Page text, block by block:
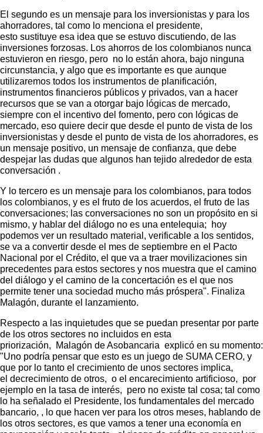
El segundo es un mensaje para los inversionistas y para los
ahorradores, tal como lo menciona el presidente,
esto sustituye esa idea que se estuvo discutiendo, de las
inversiones forzosas. Los ahorros de los colombianos nunca
estuvieron en riesgo, pero no lo están ahora, bajo ninguna
circunstancia, y algo que es importante es que aunque
utilizaremos todos los instrumentos de planificación,
instrumentos financieros públicos y privados, van a hacer
recursos que se van a otorgar bajo lógicas de mercado,
siempre con el incentivo del fomento, pero con lógicas de
mercado, eso quiere decir que desde el punto de vista de los
inversionistas y desde el punto de vista de los ahorradores, es
un mensaje positivo, un mensaje de confianza, que debe
despejar las dudas que algunos han tejido alrededor de esta
conversación .
Y lo tercero es un mensaje para los colombianos, para todos
los colombianos, y es el fruto de los acuerdos, el fruto de las
conversaciones; las conversaciones no son un propósito en si
mismo, y hablar del diálogo no es una entelequia; hoy
podemos ver un resultado material, verificable a los sentidos,
se va a convertir desde el mes de septiembre en el Pacto
Nacional por el Crédito, el que va a traer movilizaciones sin
precedentes para estos sectores y nos muestra que el camino
del diálogo y el camino de la concertación es el que nos
permite tener una sociedad mucho más próspera". Finaliza
Malagón, durante el lanzamiento.
Respecto a las inquietudes que se puedan presentar por parte
de los otros sectores no incluidos en esta
priorización, Malagón de Asobancaria explicó en su momento:
"Uno podría pensar que esto es un juego de SUMA CERO, y
que por lo tanto el crecimiento de unos sectores implica,
el decrecimiento de otros, o el encarecimiento artificioso, por
ejemplo en la tasa de interés, pero no existe tal cosa; tal como
lo ha señalado el Presidente, los fundamentales del mercado
bancario, , lo que hacen ver para los otros meses, hablando de
los otros sectores, es que vamos a tener una economía en